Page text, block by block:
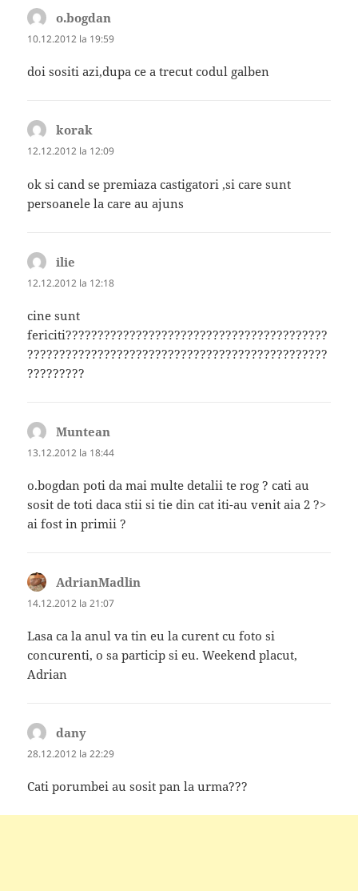
o.bogdan
10.12.2012 la 19:59
doi sositi azi,dupa ce a trecut codul galben
korak
12.12.2012 la 12:09
ok si cand se premiaza castigatori ,si care sunt
persoanele la care au ajuns
ilie
12.12.2012 la 12:18
cine sunt
fericiti?????????????????????????????????????????
???????????????????????????????????????????????
?????????
Muntean
13.12.2012 la 18:44
o.bogdan poti da mai multe detalii te rog ? cati au
sosit de toti daca stii si tie din cat iti-au venit aia 2 ?>
ai fost in primii ?
AdrianMadlin
14.12.2012 la 21:07
Lasa ca la anul va tin eu la curent cu foto si
concurenti, o sa particip si eu. Weekend placut,
Adrian
dany
28.12.2012 la 22:29
Cati porumbei au sosit pan la urma???